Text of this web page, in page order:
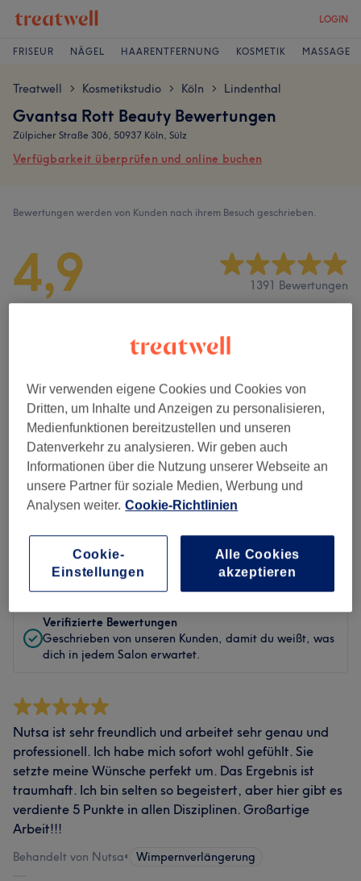
LOGIN
FRISEUR NÄGEL HAARENTFERNUNG KOSMETIK MASSAGE
Treatwell > Kosmetikstudio > Köln > Lindenthal
Gvantsa Rott Beauty Bewertungen
Zülpicher Straße 306, 50937 Köln, Sülz
Verfügbarkeit überprüfen und online buchen
Bewertungen werden von Kunden nach ihrem Besuch geschrieben.
4,9 1391 Bewertungen
Service
Bewertungen filtern
Bewertung Nach Sternen filtern
Verifizierte Bewertungen
Geschrieben von unseren Kunden, damit du weißt, was
dich in jedem Salon erwartet.
Nutsa ist sehr freundlich und arbeitet sehr genau und
professionell. Ich habe mich sofort wohl gefühlt. Sie
setzte meine Wünsche perfekt um. Das Ergebnis ist
traumhaft. Ich bin selten so begeistert, aber hier gibt es
verdiente 5 Punkte in allen Disziplinen. Großartige
Arbeit!!!
Behandelt von Nutsa• Wimpernverlängerung
Wir verwenden eigene Cookies und Cookies von
Dritten, um Inhalte und Anzeigen zu personalisieren,
Medienfunktionen bereitzustellen und unseren
Datenverkehr zu analysieren. Wir geben auch
Informationen über die Nutzung unserer Webseite an
unsere Partner für soziale Medien, Werbung und
Analysen weiter. Cookie-Richtlinien
Cookie-
Einstellungen
Alle Cookies
akzeptieren